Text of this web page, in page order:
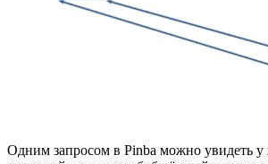
Одним запросом в Pinba можно увидеть у